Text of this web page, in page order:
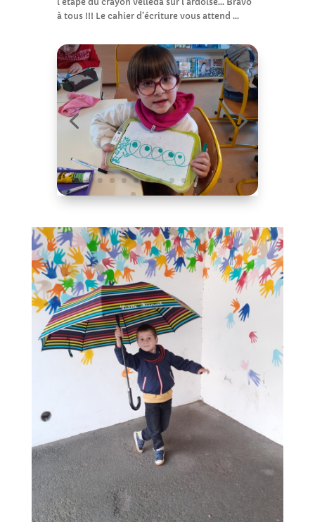
Les ateliers de graphisme en G.S : les boucles à
la manière d’Alexander Calder
Les grandes sections tracent de belles boucles
à l’endroit. Après avoir tracé des boucles avec
son corps lors des séances de motricité, avec
ses doigts dans les bacs à semoule, voici
l’étape du crayon velleda sur l’ardoise… Bravo
à tous !!! Le cahier d’écriture vous attend …